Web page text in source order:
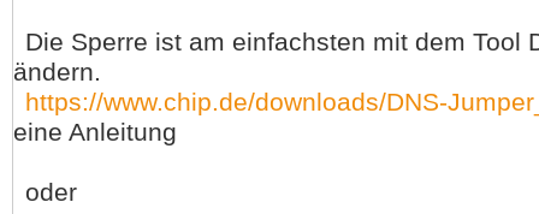
Die Sperre ist am einfachsten mit dem Tool
ändern.
https://www.chip.de/downloads/DNS-
eine Anleitung
oder